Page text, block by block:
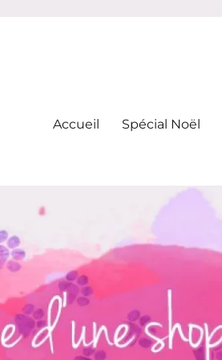
Accueil Spécial Noël